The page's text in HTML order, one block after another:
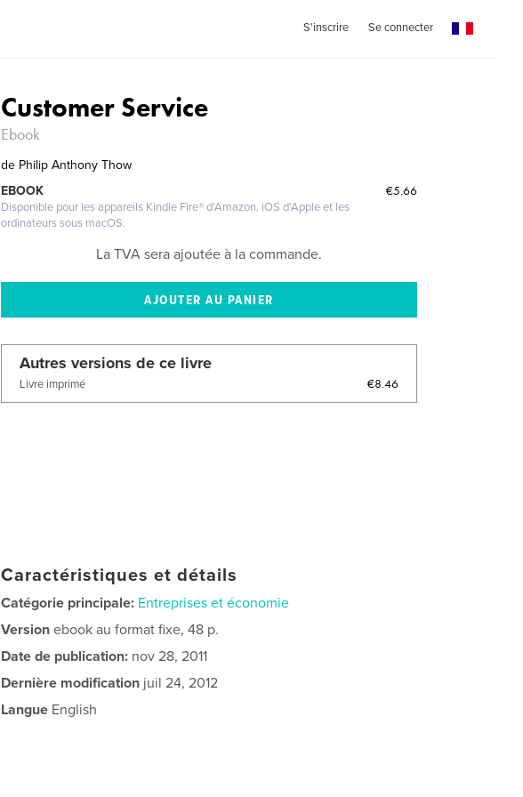
S'inscrire Se connecter
Customer Service
Ebook
de Philip Anthony Thow
€5.66
EBOOK
Disponible pour les appareils Kindle Fire® d'Amazon, iOS d'Apple et les
ordinateurs sous macOS.
La TVA sera ajoutée à la commande.
Autres versions de ce livre
Livre imprimé €8.46
Caractéristiques et détails
Catégorie principale: Entreprises et économie
Version ebook au format fixe, 48 p.
Date de publication: nov 28, 2011
Dernière modification juil 24, 2012
Langue English